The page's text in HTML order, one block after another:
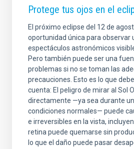
Protege tus ojos en el
El próximo eclipse del 12 de
oportunidad única para observar
espectáculos astronómicos
Pero también puede ser una
problemas si no se toman las
precauciones. Esto es lo que
cuenta: El peligro de mirar al Sol
directamente —ya sea durante
condiciones normales— puede
e irreversibles en la vista,
retina puede quemarse sin
lo que el daño puede pasar